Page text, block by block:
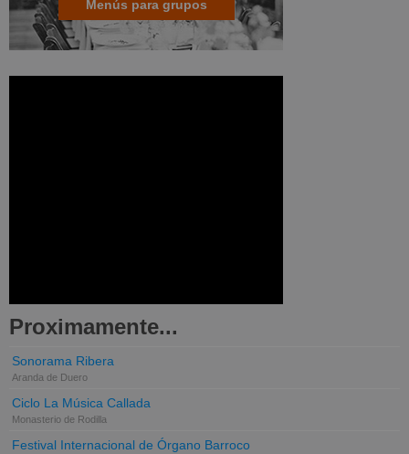
Menús para grupos
Proximamente...
Sonorama Ribera
Aranda de Duero
Ciclo La Música Callada
Monasterio de Rodilla
Festival Internacional de Órgano Barroco